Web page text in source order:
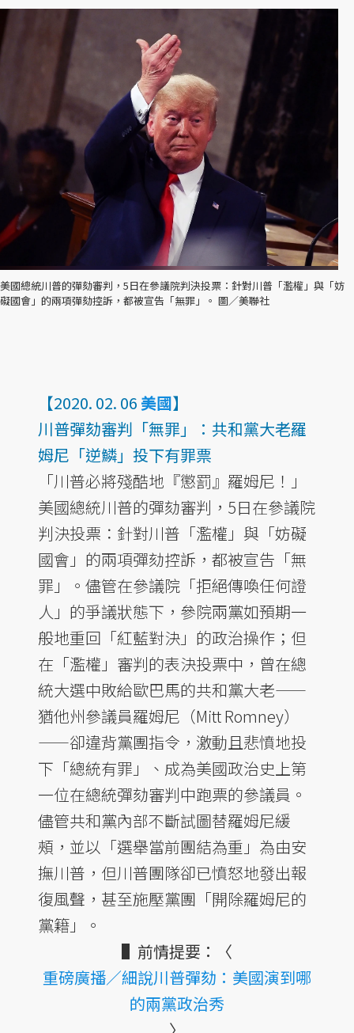
美國總統川普的彈劾審判，5日在參議院判決投票：針對川普「濫權」與「妨
礙國會」的兩項彈劾控訴，都被宣告「無罪」。 圖／美聯社
【2020. 02. 06 美國】
川普彈劾審判「無罪」：共和黨大老羅
姆尼「逆鱗」投下有罪票
「川普必將殘酷地『懲罰』羅姆尼！」
美國總統川普的彈劾審判，5日在參議院
判決投票：針對川普「濫權」與「妨礙
國會」的兩項彈劾控訴，都被宣告「無
罪」。儘管在參議院「拒絕傳喚任何證
人」的爭議狀態下，參院兩黨如預期一
般地重回「紅藍對決」的政治操作；但
在「濫權」審判的表決投票中，曾在總
統大選中敗給歐巴馬的共和黨大老——
猶他州參議員羅姆尼（Mitt Romney）
——卻違背黨團指令，激動且悲憤地投
下「總統有罪」、成為美國政治史上第
一位在總統彈劾審判中跑票的參議員。
儘管共和黨內部不斷試圖替羅姆尼緩
頰，並以「選舉當前團結為重」為由安
撫川普，但川普團隊卻已憤怒地發出報
復風聲，甚至施壓黨團「開除羅姆尼的
黨籍」。
▌前情提要：〈
重磅廣播／細說川普彈劾：美國演到哪
的兩黨政治秀